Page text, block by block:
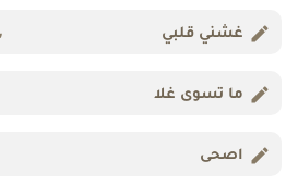
غشني قلبي
ما تسوى غلا
اصحى